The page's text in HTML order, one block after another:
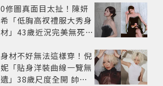
0修圖真面目太扯！陳妍
希「低胸高衩禮服大秀身
材」43歲近況完美無死角
身材不好無法這樣穿！倪
妮「貼身洋裝曲線一覽無
遺」38歲尺度全開 帥氣